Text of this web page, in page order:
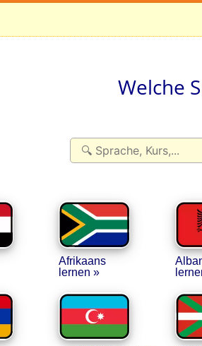
Welche
Afrikaans
lernen »